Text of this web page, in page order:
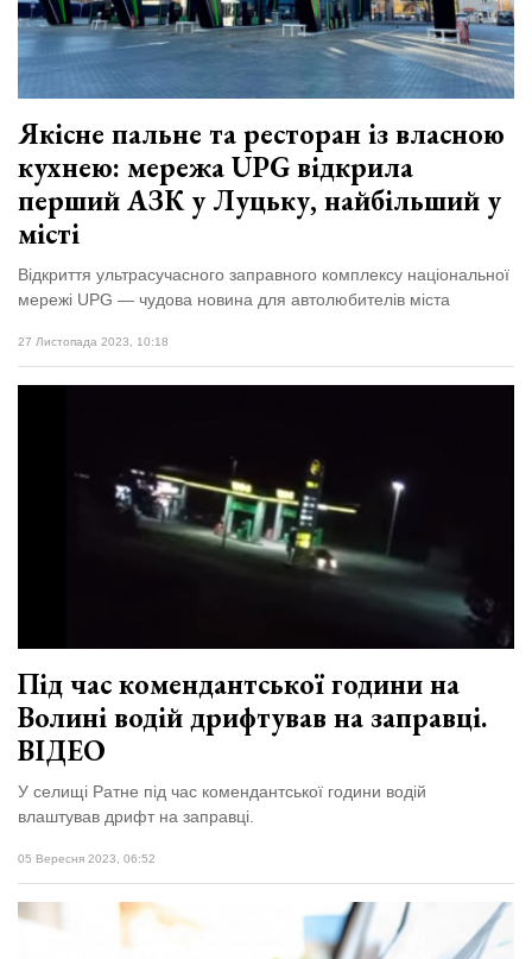
XIX
Спартакіада
VolWe...
29 Липня 2026
552 переглядів
Зіньківський
Луцьку
три...
27 Липня 2026
804 переглядів
Всі розділи
Персона
Лайф
Контакти
Політика конфіденційності
Якісне пальне та ресторан із власною
кухнею: мережа UPG відкрила
перший АЗК у Луцьку, найбільший у
місті
Відкриття ультрасучасного заправного комплексу національної
мережі UPG — чудова новина для автолюбителів міста
27 Листопада 2023, 10:18
Під час комендантської години на
Волині водій дрифтував на заправці.
ВІДЕО
У селищі Ратне під час комендантської години водій
влаштував дрифт на заправці.
05 Вересня 2023, 06:52